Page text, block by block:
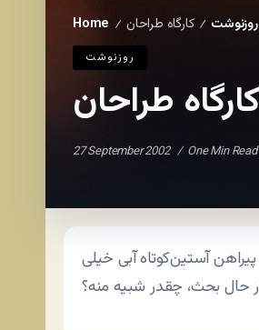
Home / روزنوشت / کارگاه طراحان
روزنوشت
کارگاه طراحان
27 September 2002 One Min Read
آستین‌کوتاه آبی خیلی